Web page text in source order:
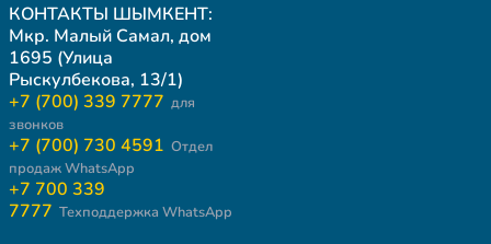
КОНТАКТЫ ШЫМКЕНТ:
Мкр. Малый Самал, дом
1695 (Улица
Рыскулбекова, 13/1)
+7 (700) 339 7777 для
звонков
+7 (700) 730 4591 Отдел
продаж WhatsApp
+7 700 339
7777 Техподдержка WhatsApp